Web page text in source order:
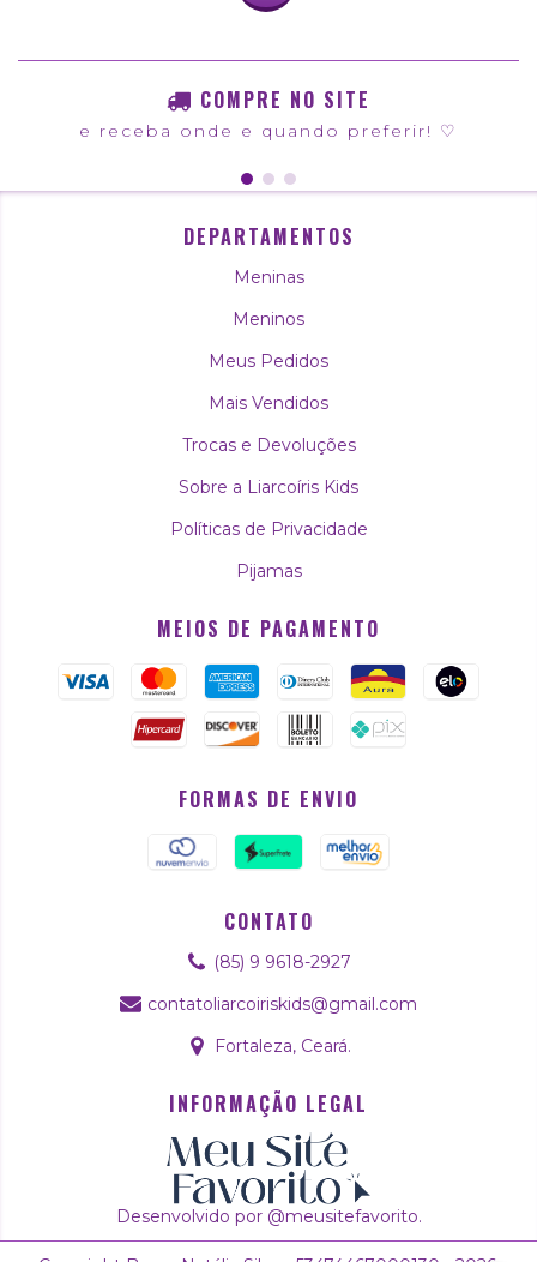
COMPRE NO SITE
e receba onde e quando preferir! ♡
DEPARTAMENTOS
Meninas
Meninos
Meus Pedidos
Mais Vendidos
Trocas e Devoluções
Sobre a Liarcoíris Kids
Políticas de Privacidade
Pijamas
MEIOS DE PAGAMENTO
FORMAS DE ENVIO
CONTATO
(85) 9 9618-2927
contatoliarcoiriskids@gmail.com
Fortaleza, Ceará.
INFORMAÇÃO LEGAL
Desenvolvido por @meusitefavorito.